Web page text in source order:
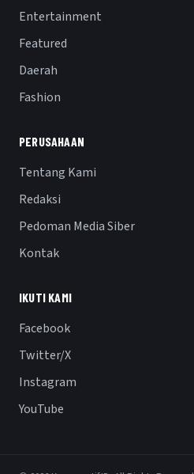
Entertainment
Featured
Daerah
Fashion
PERUSAHAAN
Tentang Kami
Redaksi
Pedoman Media Siber
Kontak
IKUTI KAMI
Facebook
Twitter/X
Instagram
YouTube